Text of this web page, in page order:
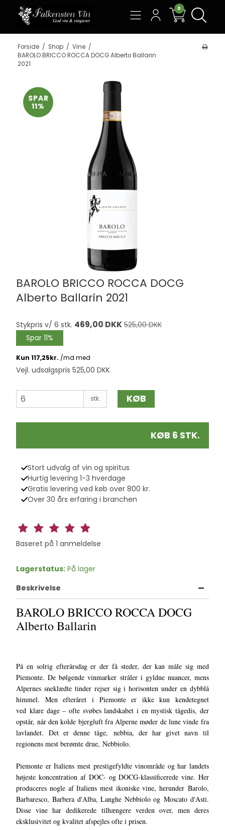
0
Forside / Shop / Vine /
BAROLO BRICCO ROCCA DOCG Alberto Ballarin
2021
SPAR
11%
BAROLO BRICCO ROCCA DOCG
Alberto Ballarin 2021
Stykpris v/ 6 stk. 469,00 DKK 525,00 DKK
Spar 11%
Vejl. udsalgspris 525,00 DKK
stk. KØB
KØB 6 STK.
Stort udvalg af vin og spiritus
Hurtig levering 1-3 hverdage
Gratis levering ved køb over 800 kr.
Over 30 års erfaring i branchen
Baseret på 1 anmeldelse
Lagerstatus: På lager
Beskrivelse
BAROLO BRICCO ROCCA DOCG
Alberto Ballarin
På en solrig efterårsdag er der få steder, der kan måle sig med
Piemonte. De bølgende vinmarker stråler i gyldne nuancer, mens
Alpernes sneklædte tinder rejser sig i horisonten under en dybblå
himmel. Men efteråret i Piemonte er ikke kun kendetegnet
ved klare dage – ofte svøbes landskabet i en mystisk tågedis, der
opstår, når den kolde bjergluft fra Alperne møder de lune vinde fra
lavlandet. Det er denne tåge, nebbia, der har givet navn til
regionens mest berømte drue, Nebbiolo.
Piemonte er Italiens mest prestigefyldte vinområde og har landets
højeste koncentration af DOC- og DOCG-klassificerede vine. Her
produceres nogle af Italiens mest ikoniske vine, herunder Barolo,
Barbaresco, Barbera d'Alba, Langhe Nebbiolo og Moscato d'Asti.
Disse vine har dedikerede tilhængere verden over, men deres
eksklusivitet og kvalitet afspejles ofte i prisen.